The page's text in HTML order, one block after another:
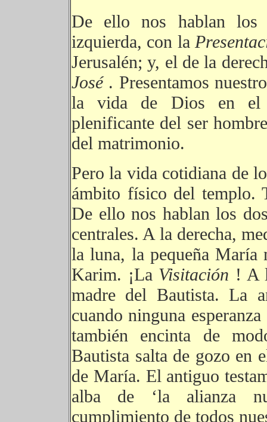
De ello nos hablan
izquierda, con la
Jerusalén; y, el de la
José . Presentamos
la vida de Dios en el
plenificante del ser
del matrimonio.
Pero la vida cotidiana de
ámbito físico del templo.
De ello nos hablan los
centrales. A la derecha,
la luna, la pequeña
Karim. ¡La Visitación ! A
madre del Bautista. La
cuando ninguna
también encinta de
Bautista salta de gozo en
de María. El antiguo
alba de ‘la alianza
cumplimiento de todos